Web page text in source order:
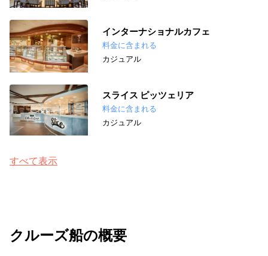
インターナショナルカフェ
料金に含まれる
カジュアル
スライス ピッツェリア
料金に含まれる
カジュアル
すべて表示
クルーズ船の概要